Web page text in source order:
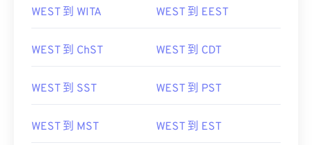
WEST 到 WITA WEST 到 EEST
WEST 到 ChST WEST 到 CDT
WEST 到 SST WEST 到 PST
WEST 到 MST WEST 到 EST